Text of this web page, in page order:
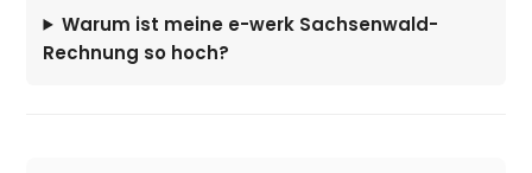
Warum ist meine e-werk Sachsenwald-
Rechnung so hoch?